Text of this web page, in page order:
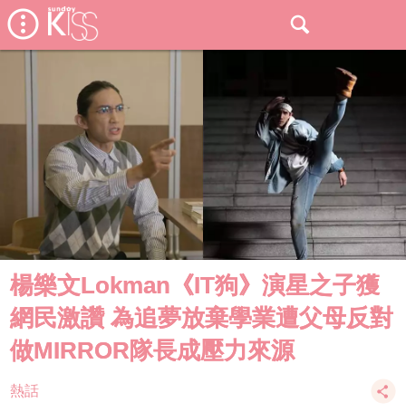
楊樂文Lokman《IT狗》演星之子獲
網民激讚 為追夢放棄學業遭父母反對
做MIRROR隊長成壓力來源
熱話